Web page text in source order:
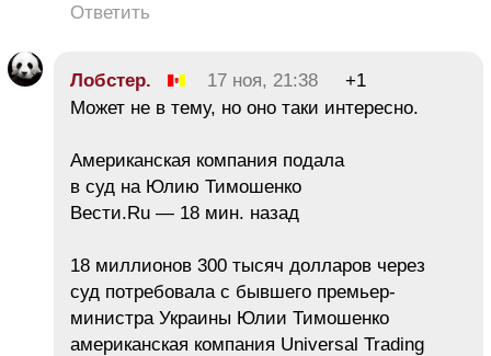
Ответить
Лобстер. 17 ноя, 21:38
+1
Может не в тему, но оно таки интересно.
Американская компания подала
в суд на Юлию Тимошенко
Вести.Ru — ‎18 мин. назад‎
18 миллионов 300 тысяч долларов через
суд потребовала с бывшего премьер-
министра Украины Юлии Тимошенко
американская компания Universal Trading